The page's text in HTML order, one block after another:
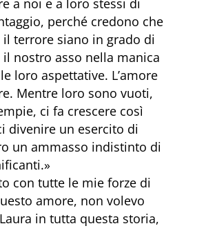
a noi e a loro stessi di
perché credono che
il terrore siano in grado di
nostro asso nella manica
loro aspettative. L’amore
Mentre loro sono vuoti,
ci fa crescere così
divenire un esercito di
un ammasso indistinto di
con tutte le mie forze di
amore, non volevo
in tutta questa storia,